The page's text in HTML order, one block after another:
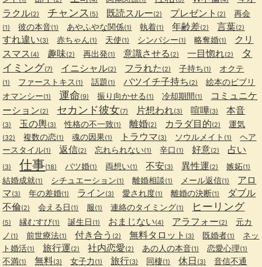
ラクル(2) チャンス (5) 既読スルー(2) プレゼント (2) 再会
(1) 彼の本音(1) あやふやな関係(1) 執着(1) 年齢差(2) 言葉(2)
すれ違い(3) 赤ちゃん(1) 天使(1) シンパシー(1) 略奪婚(1)
クリ
スマス (4) 趣味(2) 再出発(1) 意識させる (2) 一目惚れ(2)
タ
イミング(7) イニシャル(2) フラれた (2) 子持ち(1) オクテ
(1) ファーストキス (1) 話題(1) バツイチ子持ち (2)
絵本のビブリ
オマンシー(1) 運命(9) 振り向かせる (1) 冷却期間(1)
コミュニケ
ーション(2) セカンド彼女(7) 片想われ(3) 喧嘩(3) 本音
(3) 玉の輿(3) 性格の不一致(1) 離婚(2) カラダ目的(2) 運気
(32) 複数の恋(1) 魂の因果(1) トラウマ(3) ソウルメイト (1)
ヘア
ースタイル(1) 返信(2) 忘れられない(1) 辛口 (1) 好意(2) 占い
(3) 仕事(18) バツ婚(1) 両想い(1) 不安(3) 異性運(2) 嫉妬(1)
結婚成就(1) シチュエーション(1) 離婚相談(1) メール返信(1)
アロ
マ(3) 年の差婚(1) ライン(3) 愛され度(1) 離婚の決断(1)
ダブル
不倫(2) 会える日 (1) 服(1) 連絡のタイミング(1) ヒーリング
(5) 縁むすび(1) 誕生日 (1) おまじない(4) アラフォー(2)
元カ
ノ (1) 前世療法(1) 付き合う (2) 無料タロット (3) 既婚者(1)
ネッ
ト婚活(1) 旅行運(2) 社内恋愛(2) あの人の本音(1) 恋愛心理(1)
不満(1) 無料(3) 女子力 (1) 旅行(3) 同棲(1) 休日 (3) 音信不通